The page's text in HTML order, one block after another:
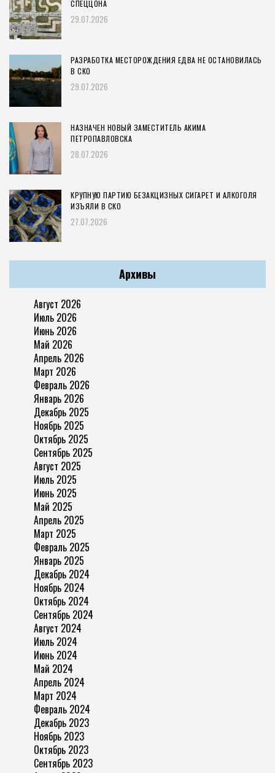
СПЕЦЦОНА
29.07.2026
РАЗРАБОТКА МЕСТОРОЖДЕНИЯ ЕДВА НЕ ОСТАНОВИЛАСЬ
В СКО
29.07.2026
НАЗНАЧЕН НОВЫЙ ЗАМЕСТИТЕЛЬ АКИМА
ПЕТРОПАВЛОВСКА
28.07.2026
КРУПНУЮ ПАРТИЮ БЕЗАКЦИЗНЫХ СИГАРЕТ И АЛКОГОЛЯ
ИЗЪЯЛИ В СКО
27.07.2026
Архивы
Август 2026
Июль 2026
Июнь 2026
Май 2026
Апрель 2026
Март 2026
Февраль 2026
Январь 2026
Декабрь 2025
Ноябрь 2025
Октябрь 2025
Сентябрь 2025
Август 2025
Июль 2025
Июнь 2025
Май 2025
Апрель 2025
Март 2025
Февраль 2025
Январь 2025
Декабрь 2024
Ноябрь 2024
Октябрь 2024
Сентябрь 2024
Август 2024
Июль 2024
Июнь 2024
Май 2024
Апрель 2024
Март 2024
Февраль 2024
Декабрь 2023
Ноябрь 2023
Октябрь 2023
Сентябрь 2023